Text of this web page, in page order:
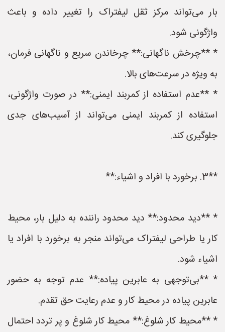
بار می‌تواند مرکز ثقل لیفتراک را تغییر داده و باعث
واژگونی شود.
* **چرخش ناگهانی:** چرخاندن سریع و ناگهانی فرمان،
به ویژه در سرعت‌های بالا.
* **عدم استفاده از کمربند ایمنی:** در صورت واژگونی،
استفاده از کمربند ایمنی می‌تواند از آسیب‌های جدی
جلوگیری کند.
**3. برخورد با افراد و اشیاء:**
* **دید محدود:** دید محدود راننده به دلیل بار، محیط
کار یا طراحی لیفتراک می‌تواند منجر به برخورد با افراد یا
اشیاء شود.
* **بی‌توجهی به عابرین پیاده:** عدم توجه به حضور
عابرین پیاده در محیط کار و عدم رعایت حق تقدم.
* **محیط کار شلوغ:** محیط کار شلوغ و پر تردد احتمال